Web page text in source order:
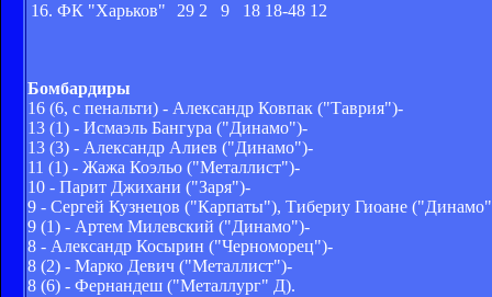
16. ФК "Харьков"
29 2 9 18 18-48 12
Бомбардиры
16 (6, c пенальти) - Александр Ковпак ("Таврия")-
13 (1) - Исмаэль Бангура ("Динамо")-
13 (3) - Александр Алиев ("Динамо")-
11 (1) - Жажа Коэльо ("Металлист")-
10 - Парит Джихани ("Заря")-
9 - Сергей Кузнецов ("Карпаты"), Тибериу Гиоане
9 (1) - Артем Милевский ("Динамо")-
8 - Александр Косырин ("Черноморец")-
8 (2) - Марко Девич ("Металлист")-
8 (6) - Фернандеш ("Металлург" Д).